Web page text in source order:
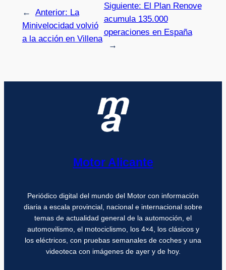
← Anterior: La
Minivelocidad volvió
a la acción en Villena
Siguiente: El Plan Renove
acumula 135.000
operaciones en España
→
Motor Alicante
Periódico digital del mundo del Motor con información
diaria a escala provincial, nacional e internacional sobre
temas de actualidad general de la automoción, el
automovilismo, el motociclismo, los 4×4, los clásicos y
los eléctricos, con pruebas semanales de coches y una
videoteca con imágenes de ayer y de hoy.